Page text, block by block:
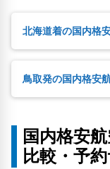
北海道着の国内格
鳥取発の国内格安
国内格安
比較・予